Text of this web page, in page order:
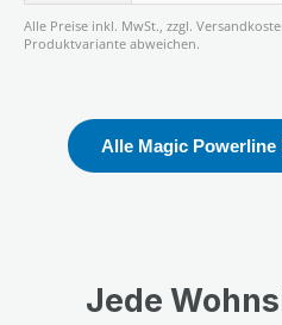
Alle Preise inkl. MwSt., zzgl.
Produktvariante abweichen.
Alle Magic Powerline
Jede